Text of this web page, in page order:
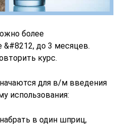
более
&#8212, до 3 месяцев.
курс.
для в/м введения
использования:
в один шприц,